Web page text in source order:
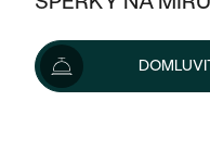
KOMBINOVANÉ
DLE STYLU
POSTRANNÍ
HALO
VÝPRODEJ
KDYŽ ŠPERKY
PLATINOVÉ
ZLATÉ
STŘÍBRNÉ
ŠPERKY
VÝPRODEJ
3 950 Kč4 290 Kč